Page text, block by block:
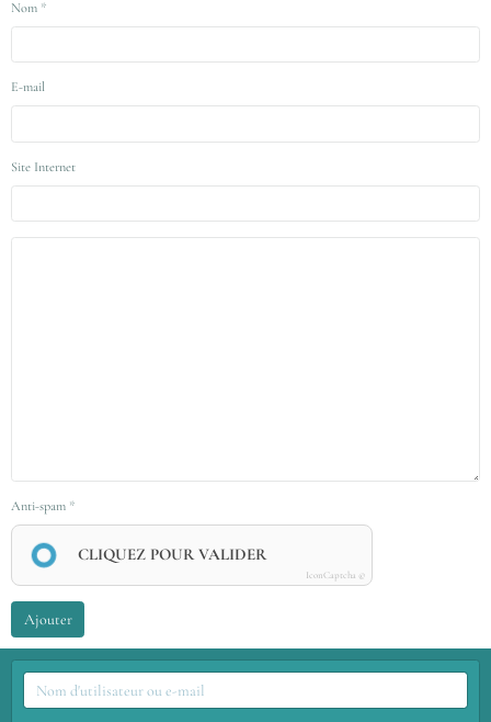
Nom
E-mail
Site Internet
Anti-spam
CLIQUEZ POUR VALIDER
IconCaptcha ©
Ajouter